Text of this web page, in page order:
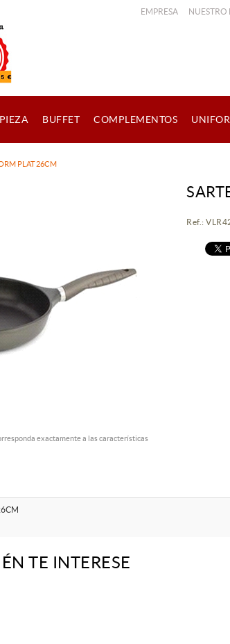
EMPRESA NUESTRO
BUFFET COMPLEMENTOS
PLAT 26CM
exactamente a las características
Ref.:
TE INTERESE